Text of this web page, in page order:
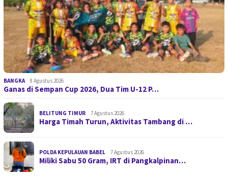
BANGKA 8 Agustus 2026
Ganas di Sempan Cup 2026, Dua Tim U-12 P…
BELITUNG TIMUR 7 Agustus 2026
Harga Timah Turun, Aktivitas Tambang di …
POLDA KEPULAUAN BABEL 7 Agustus 2026
Miliki Sabu 50 Gram, IRT di Pangkalpinan…